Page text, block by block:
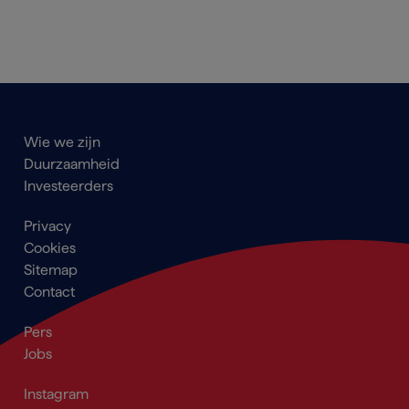
Main
navigation
Footer
Wie we zijn
Duurzaamheid
Investeerders
Footer
menu
Privacy
Cookies
Sitemap
Contact
Secondary
Navigation
Pers
Jobs
Footer_Social
Instagram